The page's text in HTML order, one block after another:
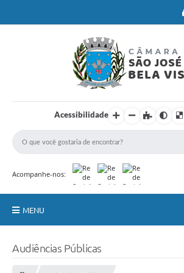
Acessibilidade
Acompanhe-nos:
MENU
Audiências Públicas